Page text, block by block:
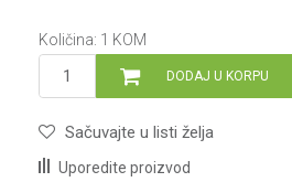
Količina: 1 KOM
DODAJ U KORPU
Sačuvajte u listi želja
Uporedite proizvod